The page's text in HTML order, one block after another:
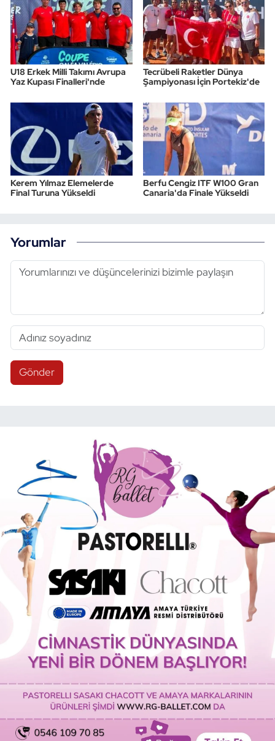
U18 Erkek Milli Takımı Avrupa
Yaz Kupası Finalleri'nde
Tecrübeli Raketler Dünya
Şampiyonası İçin Portekiz'de
Kerem Yılmaz Elemelerde
Final Turuna Yükseldi
Berfu Cengiz ITF W100 Gran
Canaria'da Finale Yükseldi
Yorumlar
Gönder